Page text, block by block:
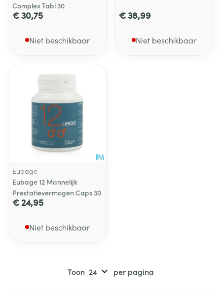
Complex Tabl 30
€ 30,75
Niet beschikbaar
€ 38,99
Niet beschikbaar
Eubage
Eubage 12 Mannelijk
Prestatievermogen Caps 30
€ 24,95
Niet beschikbaar
Toon per pagina